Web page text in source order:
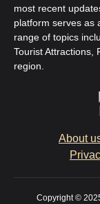
most recent
platform serves as
range of topics
Tourist Attractions,
region.
About
Copyright ©